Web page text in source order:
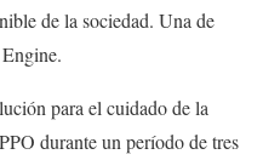
de la sociedad. Una de
para el cuidado de la
durante un período de tres